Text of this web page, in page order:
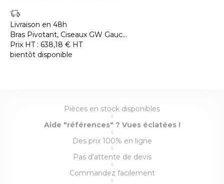
Livraison en 48h
Bras Pivotant, Ciseaux GW Gauc...
Prix HT : 638,18 € HT
bientôt disponible
Pièces en stock disponibles
Aide "références" ? Vues éclatées !
Des prix 100% en ligne
Pas d'attente de devis
Commandez facilement